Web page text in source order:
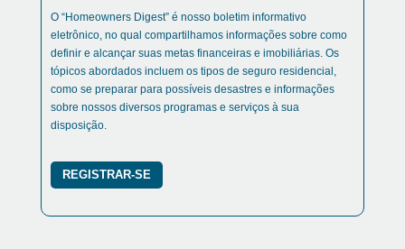
O “Homeowners Digest” é nosso boletim informativo
eletrônico, no qual compartilhamos informações sobre como
definir e alcançar suas metas financeiras e imobiliárias. Os
tópicos abordados incluem os tipos de seguro residencial,
como se preparar para possíveis desastres e informações
sobre nossos diversos programas e serviços à sua
disposição.
REGISTRAR-SE